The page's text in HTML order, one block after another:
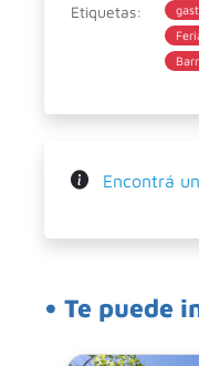
Etiquetas:
Encontrá
• Te puede